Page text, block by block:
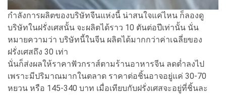
กำลังการผลิตของบริษัทจีนแห่งนี้ น่าสนใจแค่ไหน ก็ลองดู
บริษัทในฝรั่งเศสนั้น จะผลิตได้ราว 10 ตันต่อปีเท่านั้น นั่น
หมายความว่า บริษัทนี้ในจีน ผลิตได้มากกว่าค่าเฉลี่ยของ
ฝรั่งเศสถึง 30 เท่า
นั่นก็ส่งผลให้ราคาฟัวกราส์ตามร้านอาหารจีน ลดต่ำลงไป
เพราะมีปริมาณมากในตลาด ราคาต่อชิ้นอาจอยู่แค่ 30-70
หยวน หรือ 145-340 บาท เมื่อเทียบกับฝรั่งเศสจะอยู่ที่ชิ้นละ